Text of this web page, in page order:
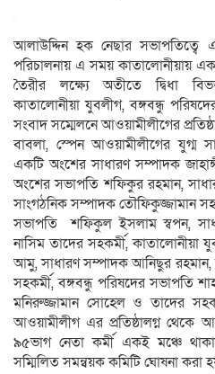
আলাউদ্দিন হক নেছার
পরিচালনায় এ সময় কাতালোনীয়ায়
তৈরীর লক্ষ্যে অতীতে দ্বিধা
কাতালোনীয়া যুবলীগ, বঙ্গবন্ধু
সংবাদ সম্মেলনে আওয়ামীলীগের
বাবলা, স্পেন আওয়ামীলীগের যুগ্ম
একটি অংশের সাধারণ সম্পাদক
অংশের সভাপতি শফিকুর রহমান,
সাংগঠনিক সম্পাদক তৌফিকুজ্জামান
সভাপতি শফিকুল ইসলাম স্বপন,
নাসিম তাদের সহকর্মী,
আমু, সাধারণ সম্পাদক আনিছুর রহমান,
সহকর্মী, বঙ্গবন্ধু পরিষদের সভাপতি
মনিরুজ্জামান সোহেল ও তাদের
আওয়ামীলীগ এর প্রতিষ্ঠালগ্ন থেকে
৯৫ভাগ নেতা কর্মী একই মঞ্চে
সম্মিলিত সমন্বয়ক কমিটি ঘোষনা করা